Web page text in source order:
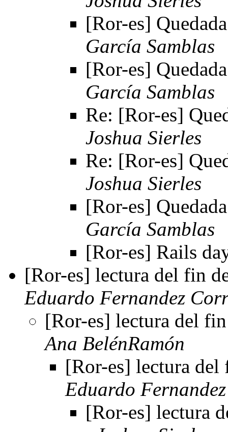
[Ror-es]
García Samblas
[Ror-es]
García Samblas
Re: [Ror-es]
Joshua Sierles
Re: [Ror-es]
Joshua Sierles
[Ror-es]
García Samblas
[Ror-es] Rails
[Ror-es] lectura del fin
Eduardo Fernandez
[Ror-es] lectura del
Ana BelénRamón
[Ror-es] lectura
Eduardo
[Ror-es] lectura